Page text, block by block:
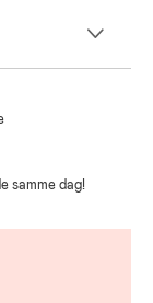
samme dag!